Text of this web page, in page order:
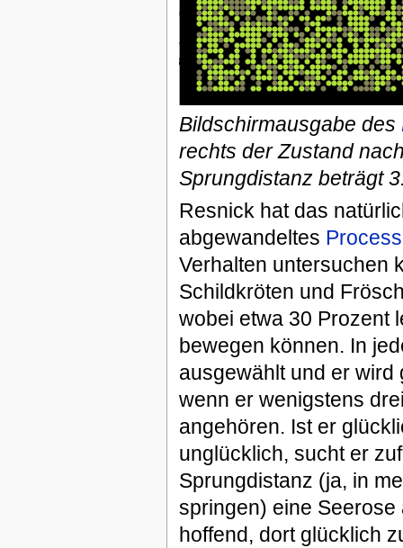
Bildschirmausgabe des
rechts der Zustand
Sprungdistanz beträgt
Resnick hat das
abgewandeltes
Verhalten untersuchen
Schildkröten und
wobei etwa 30 Prozent
bewegen können. In
ausgewählt und er wird
wenn er wenigstens
angehören. Ist er
unglücklich, sucht er
Sprungdistanz (ja, in
springen) eine
hoffend, dort glücklich